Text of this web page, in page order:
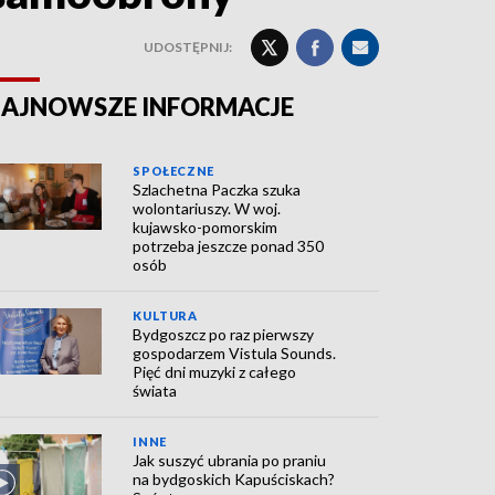
UDOSTĘPNIJ:
INFORMACJE
SPOŁECZNE
Szlachetna Paczka szuka
wolontariuszy. W woj.
kujawsko-pomorskim
potrzeba jeszcze ponad 350
osób
KULTURA
Bydgoszcz po raz pierwszy
gospodarzem Vistula Sounds.
Pięć dni muzyki z całego
świata
INNE
Jak suszyć ubrania po praniu
na bydgoskich Kapuściskach?